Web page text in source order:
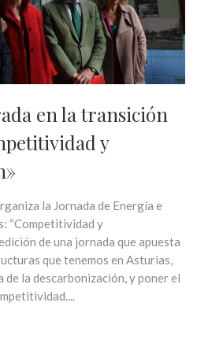
en la transición
y
la Jornada de Energía e
“Competitividad y
de una jornada que apuesta
que tenemos en Asturias,
la descarbonización, y poner el